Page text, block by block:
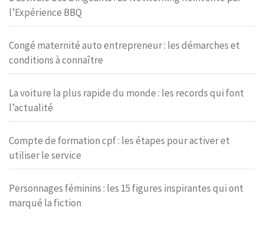
l’Expérience BBQ
Congé maternité auto entrepreneur : les démarches et
conditions à connaître
La voiture la plus rapide du monde : les records qui font
l’actualité
Compte de formation cpf : les étapes pour activer et
utiliser le service
Personnages féminins : les 15 figures inspirantes qui ont
marqué la fiction